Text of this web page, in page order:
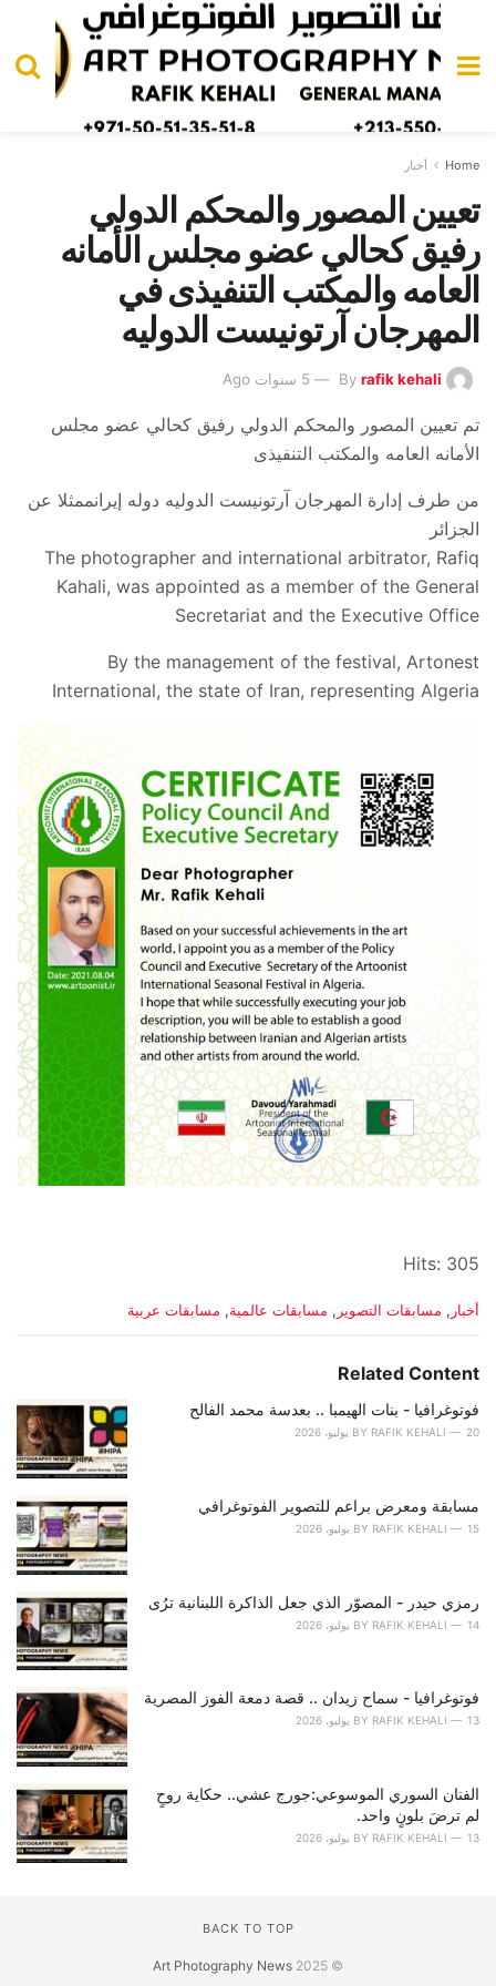
Home أخبار
تعيين المصور والمحكم الدولي
رفيق كحالي عضو مجلس الأمانه
العامه والمكتب التنفيذى في
المهرجان آرتونيست الدوليه
By rafik kehali 5 سنوات Ago
تم تعيين المصور والمحكم الدولي رفيق كحالي عضو مجلس
الأمانه العامه والمكتب التنفيذى
من طرف إدارة المهرجان آرتونيست الدوليه دوله إيرانممثلا عن
الجزائر
The photographer and international arbitrator, Rafiq
Kahali, was appointed as a member of the General
Secretariat and the Executive Office
By the management of the festival, Artonest
International, the state of Iran, representing Algeria
Hits: 305
C
e
o
r
:
أخبار , مسابقات التصوير , مسابقات عالمية, مسابقات عربية
Related Content
فوتوغرافيا - بنات الهيمبا .. بعدسة محمد الفالح
BY RAFIK KEHALI 20 يوليو، 2026
مسابقة ومعرض براعم للتصوير الفوتوغرافي
BY RAFIK KEHALI 15 يوليو، 2026
رمزي حيدر - المصوّر الذي جعل الذاكرة اللبنانية ترُى
BY RAFIK KEHALI 14 يوليو، 2026
فوتوغرافيا - سماح زيدان .. قصة دمعة الفوز المصرية
BY RAFIK KEHALI 13 يوليو، 2026
الفنان السوري الموسوعي:جورج عشي.. حكاية روحٍ
لم ترضَ بلونٍ واحد.
BY RAFIK KEHALI 13 يوليو، 2026
BACK TO TOP
© 2025
Art Photography News